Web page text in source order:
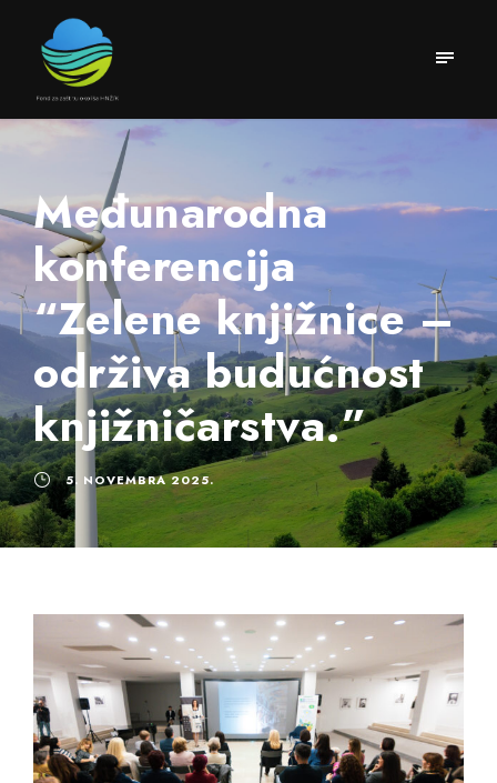
Međunarodna
konferencija
“Zelene knjižnice –
održiva budućnost
knjižničarstva.”
5. NOVEMBRA 2025.